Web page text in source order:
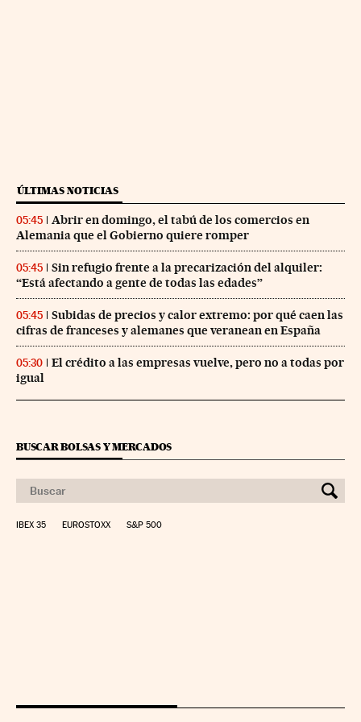
ÚLTIMAS NOTICIAS
05:45
Abrir en domingo, el tabú de los comercios en
Alemania que el Gobierno quiere romper
05:45
Sin refugio frente a la precarización del alquiler:
“Está afectando a gente de todas las edades”
05:45
Subidas de precios y calor extremo: por qué caen las
cifras de franceses y alemanes que veranean en España
05:30
El crédito a las empresas vuelve, pero no a todas por
igual
BUSCAR BOLSAS Y MERCADOS
IBEX 35 EUROSTOXX S&P 500